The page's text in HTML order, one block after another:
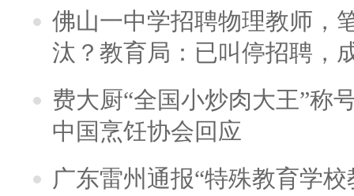
佛山一中学招聘物理教师，
汰？教育局：已叫停招聘，
费大厨“全国小炒肉大王”称
中国烹饪协会回应
广东雷州通报“特殊教育学